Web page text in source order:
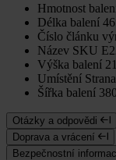
Hmotnost
Délka balení
Číslo článku
Název SKU
Výška balení
Umístění Strana
Šířka balení
Otázky a odpovědi
Doprava a vrácení
Bezpečnostní